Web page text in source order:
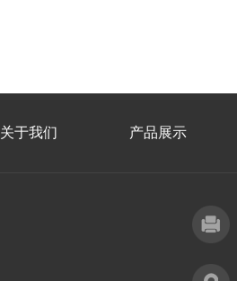
关于我们 产品展示